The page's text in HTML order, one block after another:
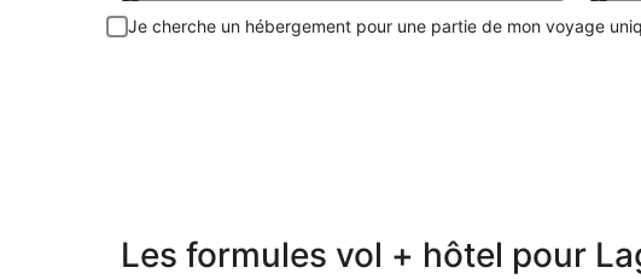
Origine
Je cherche un hébergement pour une partie de mon voyage
Les formules vol + hôtel pour